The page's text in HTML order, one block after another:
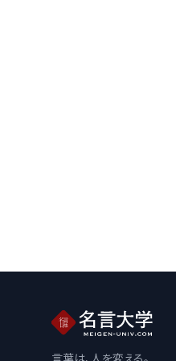
言葉は、人を変える。